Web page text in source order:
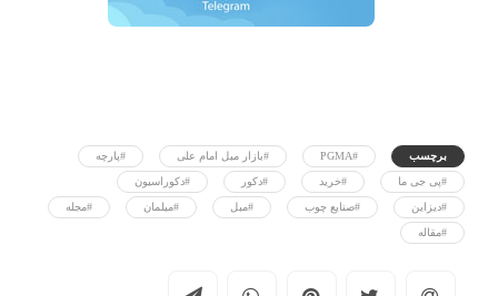
برچسب #PGMA #بازار مبل امام علی #پارچه
#پی جی ما #خرید #دکور #دکوراسیون
#دیزاین #صنایع چوب #مبل #مبلمان #مجله
#مقاله